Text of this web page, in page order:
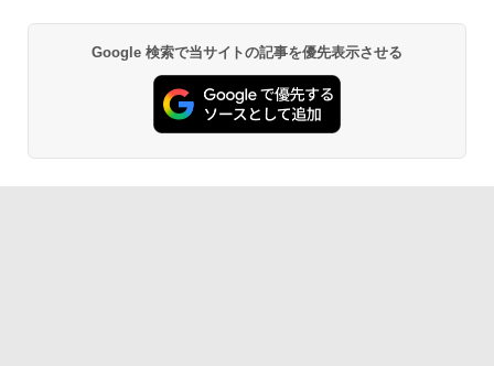
Google 検索で当サイトの記事を優先表示させる